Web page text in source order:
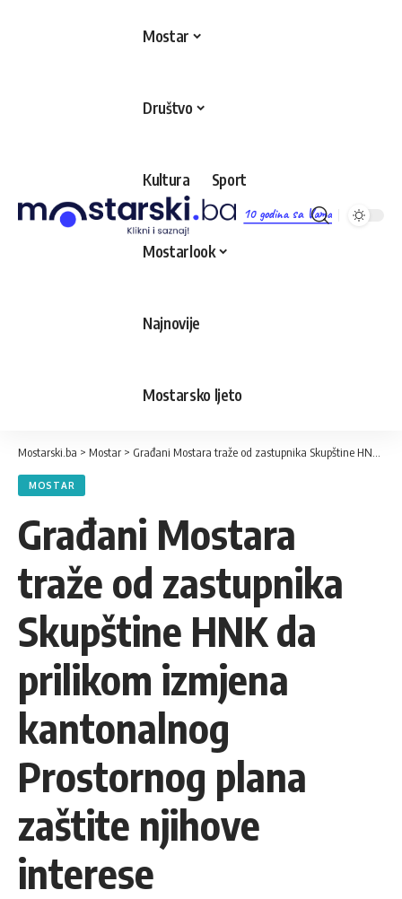
10 godina sa Vama
Mostar
Društvo
Kultura Sport
Mostarlook
Najnovije
Mostarsko ljeto
Mostarski.ba > Mostar > Građani Mostara traže od zastupnika Skupštine HNK da prilikom izmjena kantonalnog Prostornog plana zaštite njihove interese
MOSTAR
Građani Mostara
traže od zastupnika
Skupštine HNK da
prilikom izmjena
kantonalnog
Prostornog plana
zaštite njihove
interese